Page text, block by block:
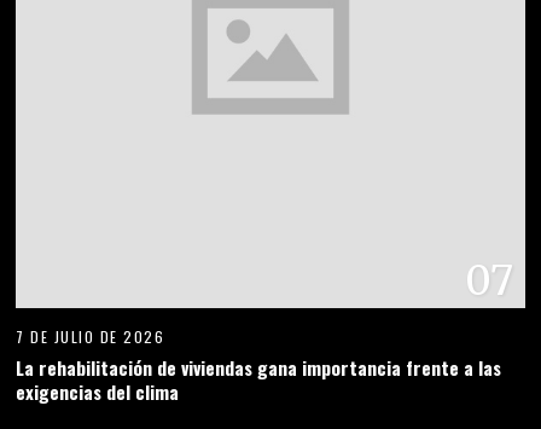
07
7 DE JULIO DE 2026
La rehabilitación de viviendas gana importancia frente a las
exigencias del clima